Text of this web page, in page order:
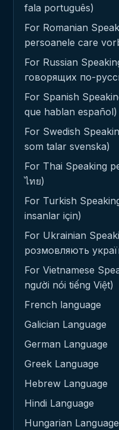
fala português)
For Romanian
persoanele care
For Russian
говорящих по-
For Spanish
que hablan español)
For Swedish
som talar svenska)
For Thai Speaking
ไทย)
For Turkish
insanlar için)
For Ukrainian
розмовляють
For Vietnamese
người nói tiếng Việt)
French language
Galician Language
German Language
Greek Language
Hebrew Language
Hindi Language
Hungarian Language